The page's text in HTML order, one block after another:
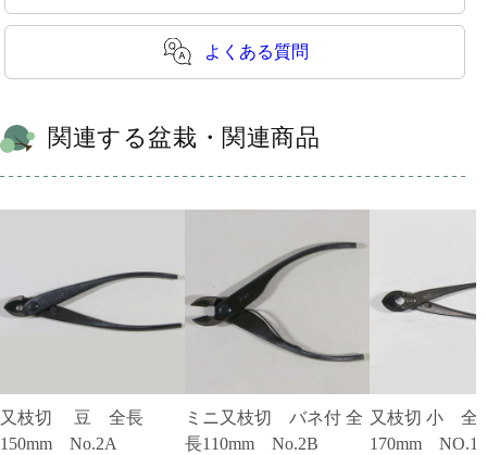
よくある質問
関連する盆栽・関連商品
又枝切 豆 全長
150mm No.2A
ミニ又枝切 バネ付 全
長110mm No.2B
又枝切 小 全
170mm